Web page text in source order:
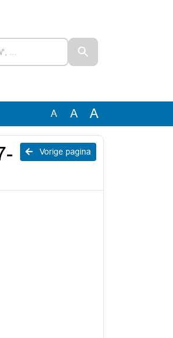
A A A
Vorige pagina